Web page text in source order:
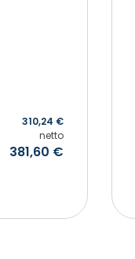
381,60 €
310,24 €
netto